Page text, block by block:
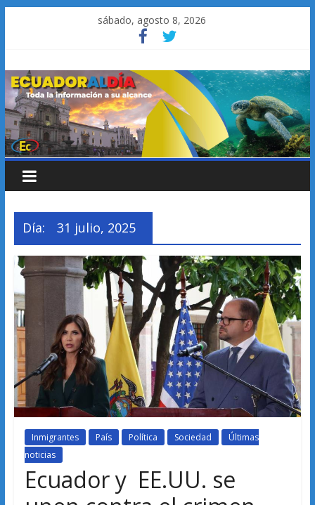
sábado, agosto 8, 2026
Día: 31 julio, 2025
Inmigrantes País Política Sociedad
Últimas
noticias
Ecuador y EE.UU. se